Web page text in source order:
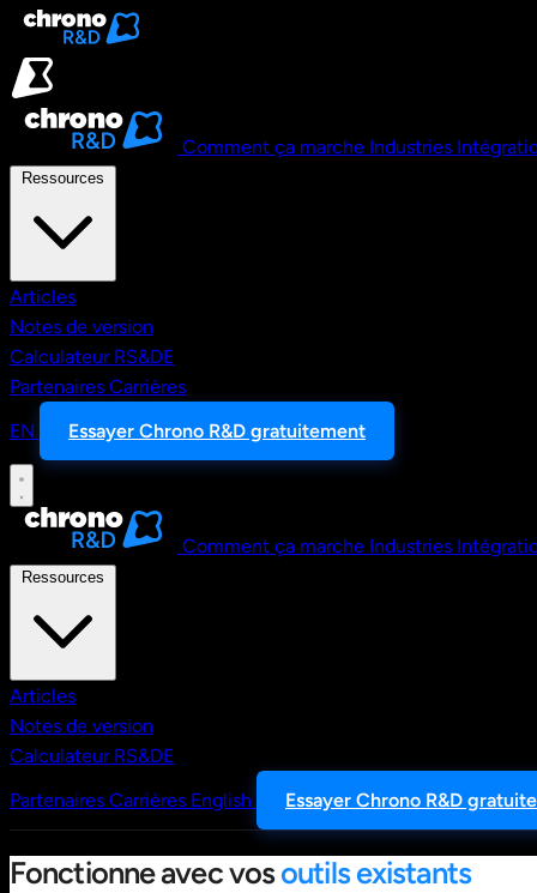
Aller au contenu principal
Comment ça marche Industries
Articles
Notes de version
Calculateur RS&DE
Partenaires Carrières
EN
Essayer Chrono R&D gratuitement
Comment ça marche Industries
Articles
Notes de version
Calculateur RS&DE
Partenaires Carrières English Essayer Chrono R&D
Fonctionne avec vosoutils existants